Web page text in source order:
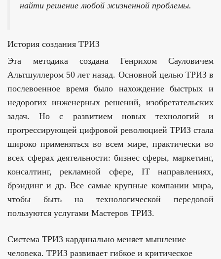
найти решение любой жизненной проблемы.
История создания ТРИЗ
Эта методика создана Генрихом Сауловичем
Альтшуллером 50 лет назад. Основной целью ТРИЗ в
послевоенное время было нахождение быстрых и
недорогих инженерных решений, изобретательских
задач. Но с развитием новых технологий и
прогрессирующей цифровой революцией ТРИЗ стала
широко применяться во всем мире, практически во
всех сферах деятельности: бизнес сферы, маркетинг,
консалтинг, рекламной сфере, IT направлениях,
брэндинг и др. Все самые крупные компании мира,
чтобы быть на технологической передовой
пользуются услугами Мастеров ТРИЗ.
Система ТРИЗ кардинально меняет мышление
человека. ТРИЗ развивает гибкое и критическое